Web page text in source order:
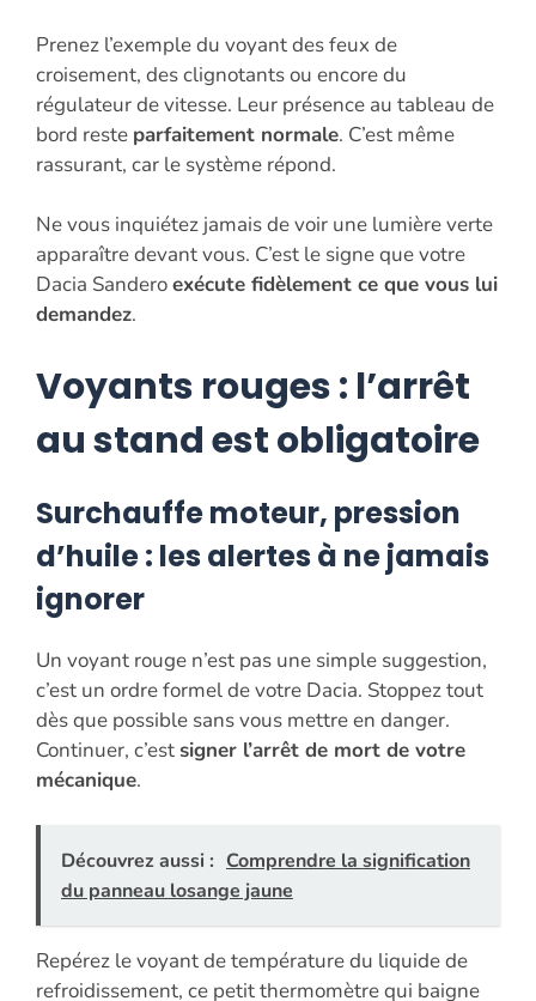
Prenez l’exemple du voyant des feux de
croisement, des clignotants ou encore du
régulateur de vitesse. Leur présence au tableau de
bord reste parfaitement normale. C’est même
rassurant, car le système répond.
Ne vous inquiétez jamais de voir une lumière verte
apparaître devant vous. C’est le signe que votre
Dacia Sanderoexécute fidèlement ce que vous lui
demandez.
Voyants rouges : l’arrêt
au stand est obligatoire
Surchauffe moteur, pression
d’huile : les alertes à ne jamais
ignorer
Un voyant rouge n’est pas une simple suggestion,
c’est un ordre formel de votre Dacia. Stoppez tout
dès que possible sans vous mettre en danger.
Continuer, c’estsigner l’arrêt de mort de votre
mécanique.
Découvrez aussi : Comprendre la signification
du panneau losange jaune
Repérez le voyant de température du liquide de
refroidissement, ce petit thermomètre qui baigne